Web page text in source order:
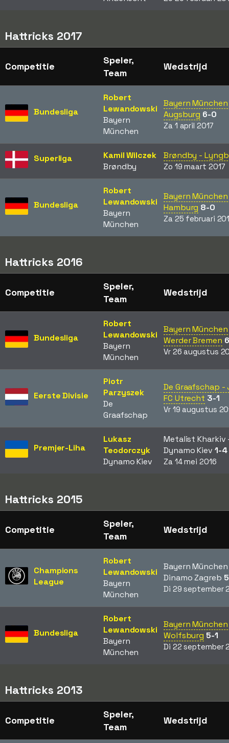
Hattricks 2017
Competitie
Speler,
Team
Wedstrijd
Bundesliga
Robert
Lewandowski
Bayern
München
Bayern
Augsburg 6-0
Za 1 april 2017
Superliga
Kamil Wilczek
Brøndby
Brøndby -
Zo 19 maart 2017
Bundesliga
Robert
Lewandowski
Bayern
München
Bayern
Hamburg 8-0
Za 25 februari
Hattricks 2016
Competitie
Speler,
Team
Wedstrijd
Bundesliga
Robert
Lewandowski
Bayern
München
Bayern
Werder Bremen
Vr 26 augustus
Eerste Divisie
Piotr
Parzyszek
De
Graafschap
De Graafschap -
FC Utrecht 3-1
Vr 19 augustus
Premjer-Liha
Lukasz
Teodorczyk
Dynamo Kiev
Metalist Kharkiv
Dynamo Kiev 1-4
Za 14 mei 2016
Hattricks 2015
Competitie
Speler,
Team
Wedstrijd
Champions
League
Robert
Lewandowski
Bayern
München
Bayern
Dinamo Zagreb
Di 29 september
Bundesliga
Robert
Lewandowski
Bayern
München
Bayern
Wolfsburg 5-1
Di 22 september
Hattricks 2013
Competitie
Speler,
Team
Wedstrijd